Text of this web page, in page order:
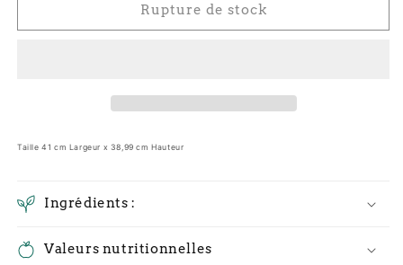
Tote
Tote
Rupture de stock
Taille41 cm Largeur x 38,99 cm Hauteur
Ingrédients :
Valeurs nutritionnelles